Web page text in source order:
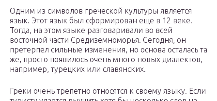
Одним из символов греческой культуры является
язык. Этот язык был сформирован еще в 12 веке.
Тогда, на этом языке разговаривали во всей
восточной части Средиземноморья. Сегодня, он
претерпел сильные изменения, но основа осталась та
же, просто появилось очень много новых диалектов,
например, турецких или славянских.
Греки очень трепетно относятся к своему языку. Если